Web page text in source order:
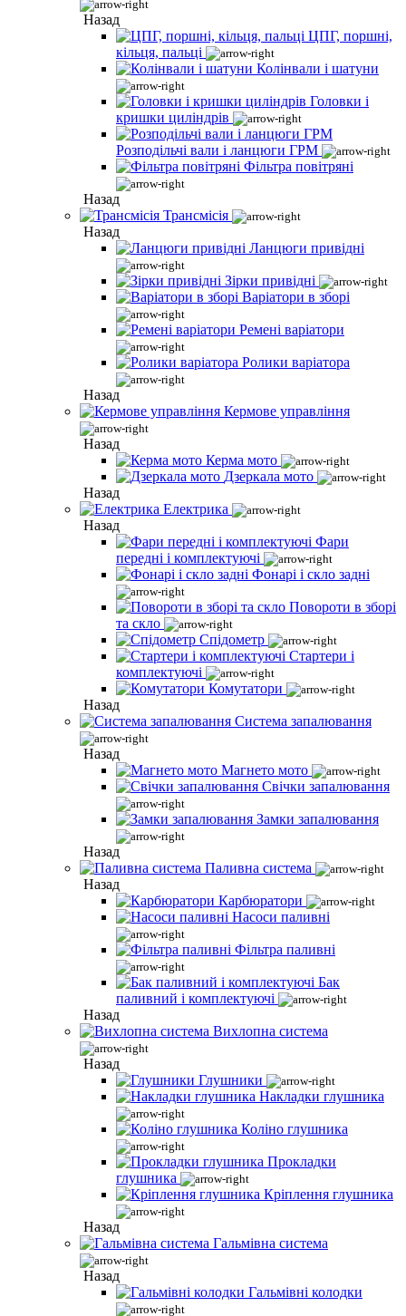
Назад
ЦПГ, поршні,
кільця, пальці
Колінвали і шатуни
Головки і
кришки циліндрів
Розподільчі вали і ланцюги ГРМ
Фільтра повітряні
Назад
Трансмісія
Назад
Ланцюги привідні
Зірки привідні
Варіатори в зборі
Ремені варіатори
Ролики варіатора
Назад
Кермове управління
Назад
Керма мото
Дзеркала мото
Назад
Електрика
Назад
Фари
передні і комплектуючі
Фонарі і скло задні
Повороти в зборі
та скло
Спідометр
Стартери і
комплектуючі
Комутатори
Назад
Система запалювання
Назад
Магнето мото
Свічки запалювання
Замки запалювання
Назад
Паливна система
Назад
Карбюратори
Насоси паливні
Фільтра паливні
Бак
паливний і комплектуючі
Назад
Вихлопна система
Назад
Глушники
Накладки глушника
Коліно глушника
Прокладки
глушника
Кріплення глушника
Назад
Гальмівна система
Назад
Гальмівні колодки